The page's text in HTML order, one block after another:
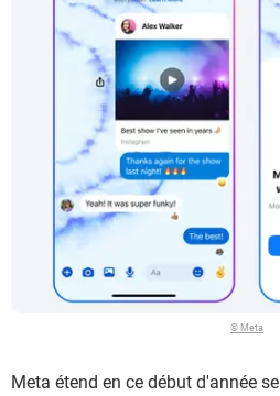
© Meta
Meta étend en ce début d'année